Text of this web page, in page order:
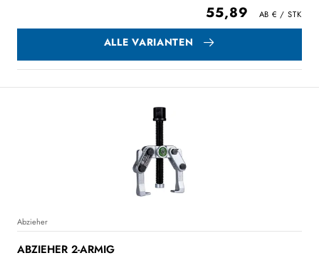
55,89
ALLE VARIANTEN
Abzieher
ABZIEHER 2-ARMIG